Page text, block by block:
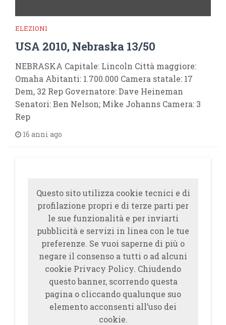
ELEZIONI
USA 2010, Nebraska 13/50
NEBRASKA Capitale: Lincoln Città maggiore:
Omaha Abitanti: 1.700.000 Camera statale: 17
Dem, 32 Rep Governatore: Dave Heineman
Senatori: Ben Nelson; Mike Johanns Camera: 3
Rep
16 anni ago
Questo sito utilizza cookie tecnici e di
profilazione propri e di terze parti per
le sue funzionalità e per inviarti
pubblicità e servizi in linea con le tue
preferenze. Se vuoi saperne di più o
negare il consenso a tutti o ad alcuni
cookie Privacy Policy. Chiudendo
questo banner, scorrendo questa
pagina o cliccando qualunque suo
elemento acconsenti all’uso dei
cookie.